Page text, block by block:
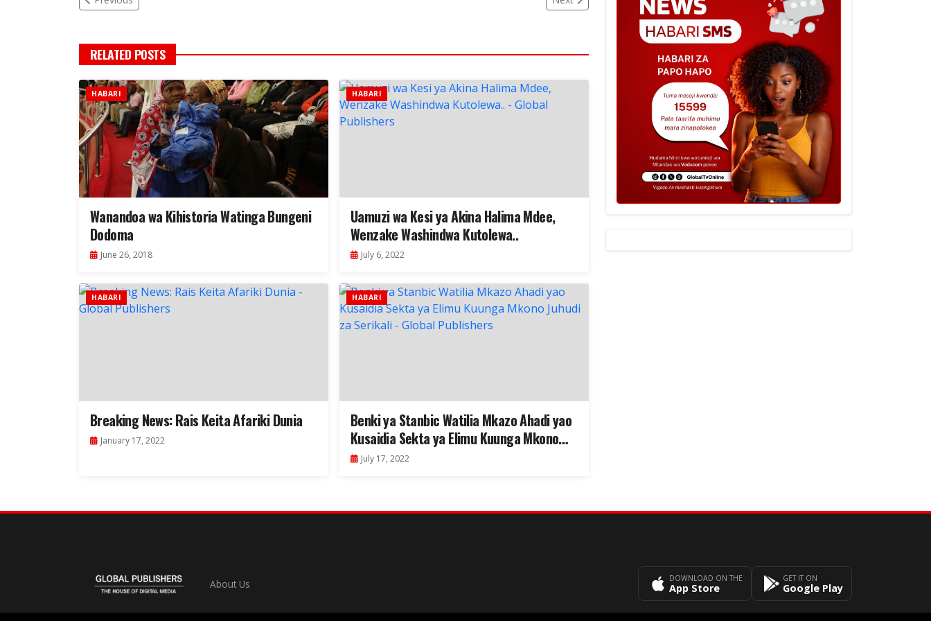
RELATED POSTS
HABARI
Wanandoa wa Kihistoria Watinga Bungeni
Dodoma
June 26, 2018
HABARI
Uamuzi wa Kesi ya Akina Halima Mdee,
Wenzake Washindwa Kutolewa..
July 6, 2022
HABARI
Breaking News: Rais Keita Afariki Dunia
January 17, 2022
HABARI
Benki ya Stanbic Watilia Mkazo Ahadi yao
Kusaidia Sekta ya Elimu Kuunga Mkono
Juhudi za Serikali
July 17, 2022
About Us DOWNLOAD ON THE
App Store
GET IT ON
Google Play